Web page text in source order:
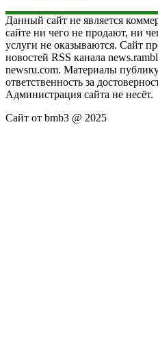
Данный сайт не является
сайте ни чего не продают, ни
услуги не оказываются. Сайт
новостей RSS канала
newsru.com. Материалы
ответственность за
Администрация сайта не несёт.
Сайт от bmb3 @ 2025